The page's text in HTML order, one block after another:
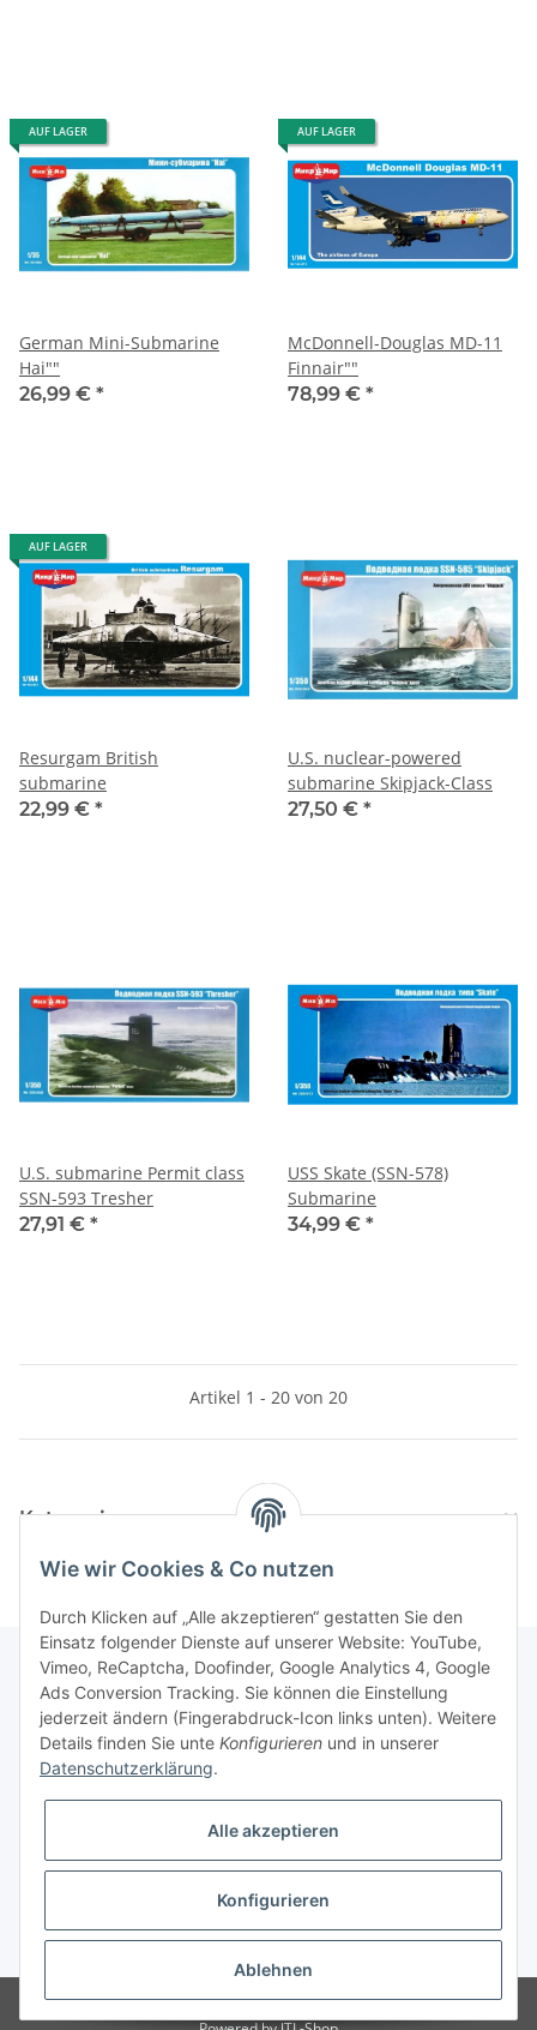
AUF LAGER
German Mini-Submarine
Hai""
26,99 € *
AUF LAGER
McDonnell-Douglas MD-11
Finnair""
78,99 € *
AUF LAGER
Resurgam British
submarine
22,99 € *
U.S. nuclear-powered
submarine Skipjack-Class
27,50 € *
U.S. submarine Permit class
SSN-593 Tresher
27,91 € *
USS Skate (SSN-578)
Submarine
34,99 € *
Artikel 1 - 20 von 20
Kategorien
Informationen
Gesetzliche Informationen
* Alle Preise inkl. gesetzlicher USt., zzgl.Versand
© Modellbauversand Hanke
Wie wir Cookies & Co nutzen
Durch Klicken auf „Alle akzeptieren“ gestatten Sie den
Einsatz folgender Dienste auf unserer Website: YouTube,
Vimeo, ReCaptcha, Doofinder, Google Analytics 4, Google
Ads Conversion Tracking. Sie können die Einstellung
jederzeit ändern (Fingerabdruck-Icon links unten). Weitere
Details finden Sie unte Konfigurieren und in unserer
Datenschutzerklärung.
Alle akzeptieren
Konfigurieren
Ablehnen